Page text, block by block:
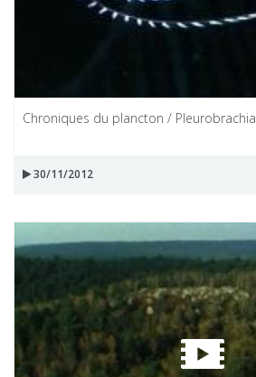
Chroniques du plancton / Pleurobrachia
30/11/2012